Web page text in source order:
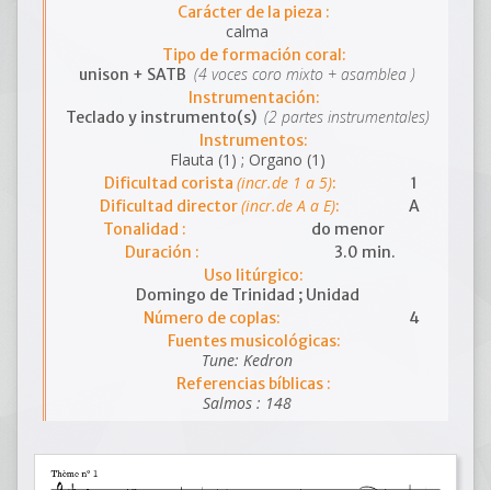
Carácter de la pieza :
calma
Tipo de formación coral:
unison + SATB (4 voces coro mixto + asamblea )
Instrumentación:
Teclado y instrumento(s) (2 partes instrumentales)
Instrumentos:
Flauta (1) ; Organo (1)
Dificultad corista (incr.de 1 a 5):
1
Dificultad director(incr.de A a E):
A
Tonalidad :
do menor
Duración :
3.0 min.
Uso litúrgico:
Domingo de Trinidad ; Unidad
Número de coplas:
4
Fuentes musicológicas:
Tune: Kedron
Referencias bíblicas :
Salmos : 148